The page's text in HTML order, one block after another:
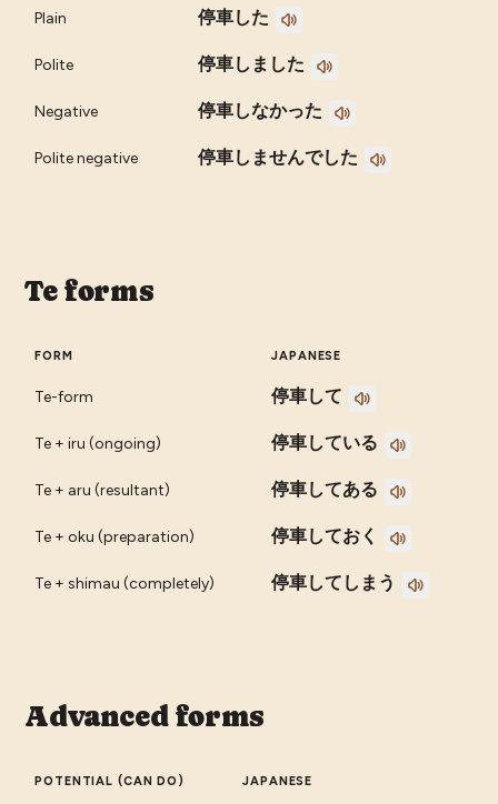
Plain 停車した
Polite 停車しました
Negative 停車しなかった
Polite negative 停車しませんでした
Te forms
FORM JAPANESE
Te-form 停車して
Te + iru (ongoing) 停車している
Te + aru (resultant) 停車してある
Te + oku (preparation) 停車しておく
Te + shimau (completely) 停車してしまう
Advanced forms
POTENTIAL (CAN DO) JAPANESE